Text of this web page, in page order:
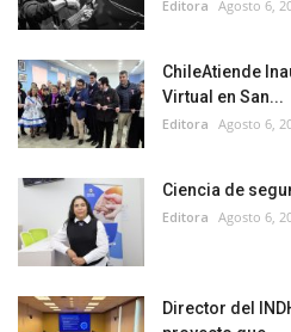
Editora Agosto 6,
ChileAtiende
Virtual en San...
Editora Agosto 6,
Ciencia de
Editora Agosto 6,
Director del